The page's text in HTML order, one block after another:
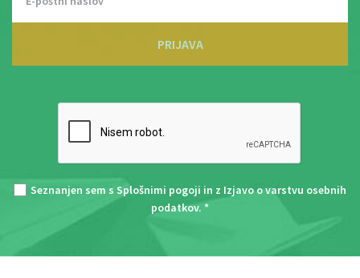
PRIJAVA
Seznanjen sem s Splošnimi pogoji in z Izjavo o varstvu osebnih
podatkov. *